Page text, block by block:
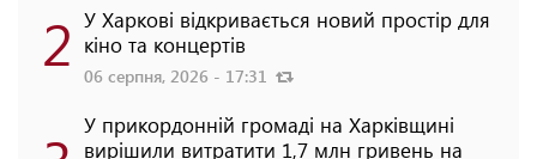
2 У Харкові відкривається новий простір для
кіно та концертів
06 серпня, 2026 - 17:31
У прикордонній громаді на Харківщині
вирішили витратити 1,7 млн гривень на